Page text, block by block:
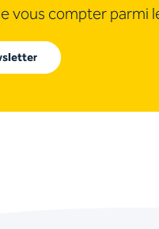
vous compter parmi